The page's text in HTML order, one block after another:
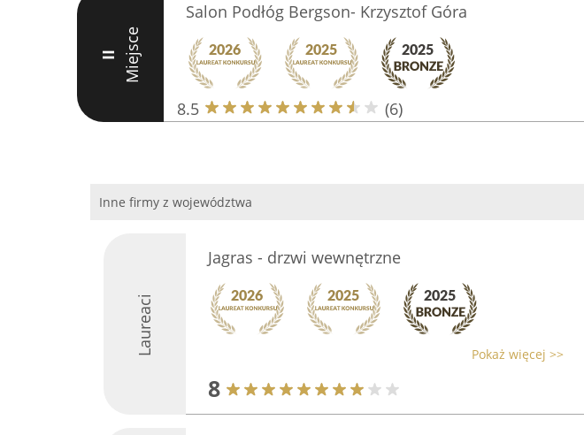
II Miejsce
Salon Podłóg Bergson- Krzysztof Góra
8.5 (6)
Inne firmy z województwa
Laureaci
Jagras - drzwi wewnętrzne
Pokaż więcej >>
8